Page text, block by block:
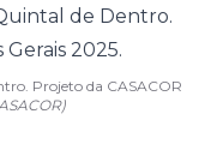
Projeto da CASACOR